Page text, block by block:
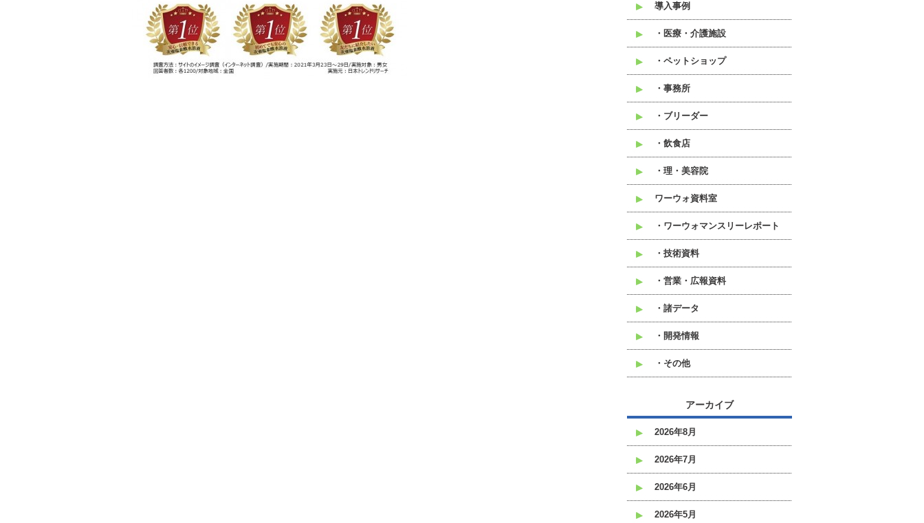
導入事例
・医療・介護施設
・ペットショップ
・事務所
・ブリーダー
・飲食店
・理・美容院
ワーウォ資料室
・ワーウォマンスリーレポート
・技術資料
・営業・広報資料
・諸データ
・開発情報
・その他
アーカイブ
2026年8月
2026年7月
2026年6月
2026年5月